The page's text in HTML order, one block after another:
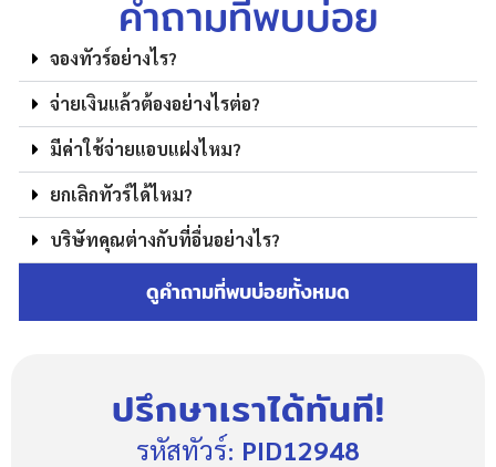
คำถามที่พบบ่อย
จองทัวร์อย่างไร?
จ่ายเงินแล้วต้องอย่างไรต่อ?
มีค่าใช้จ่ายแอบแฝงไหม?
ยกเลิกทัวร์ได้ไหม?
บริษัทคุณต่างกับที่อื่นอย่างไร?
ดูคำถามที่พบบ่อยทั้งหมด
ปรึกษาเราได้ทันที!
รหัสทัวร์: PID12948